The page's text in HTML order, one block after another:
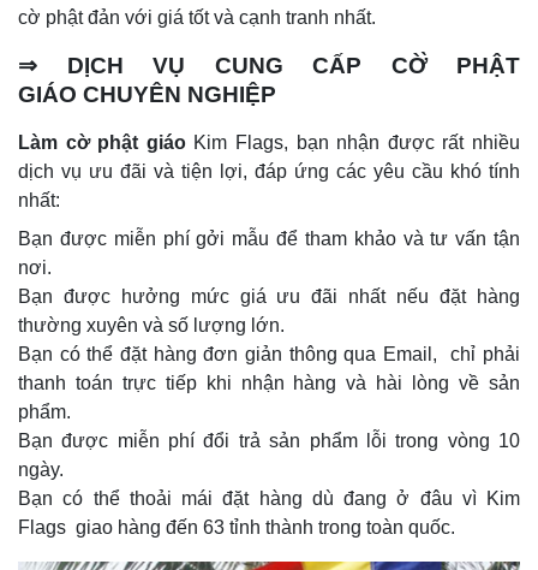
cờ phật đản với giá tốt và cạnh tranh nhất.
⇒ DỊCH VỤ CUNG CẤP CỜ̀ PHẬT
GIÁO CHUYÊN NGHIỆP
Làm cờ phật giáoKim Flags, bạn nhận được rất nhiều
dịch vụ ưu đãi và tiện lợi, đáp ứng các yêu cầu khó tính
nhất:
Bạn được miễn phí gởi mẫu để tham khảo và tư vấn tận
nơi.
Bạn được hưởng mức giá ưu đãi nhất nếu đặt hàng
thường xuyên và số lượng lớn.
Bạn có thể đặt hàng đơn giản thông qua Email, chỉ phải
thanh toán trực tiếp khi nhận hàng và hài lòng về sản
phẩm.
Bạn được miễn phí đổi trả sản phẩm lỗi trong vòng 10
ngày.
Bạn có thể thoải mái đặt hàng dù đang ở đâu vì Kim
Flags giao hàng đến 63 tỉnh thành trong toàn quốc.